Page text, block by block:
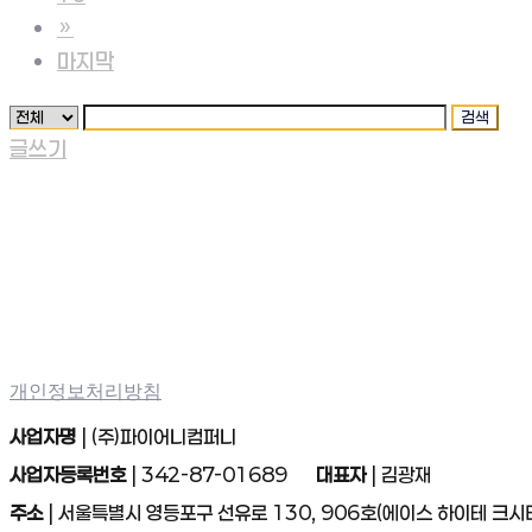
»
마지막
검색
글쓰기
개인정보처리방침
사업자명 | (주)파이어니컴퍼니
사업자등록번호| 342-87-01689 대표자| 김광재
주소| 서울특별시 영등포구 선유로 130, 906호(에이스 하이테 크시